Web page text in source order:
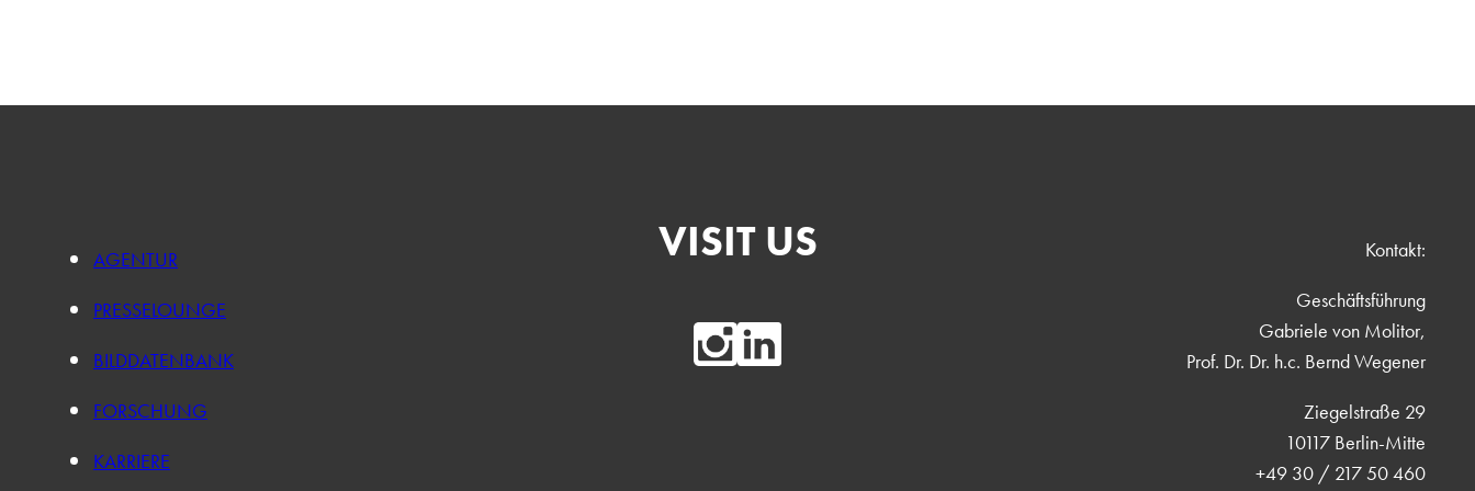
AGENTUR
PRESSELOUNGE
BILDDATENBANK
FORSCHUNG
KARRIERE
VISIT US
Kontakt:
Geschäftsführung
Gabriele von Molitor,
Prof. Dr. Dr. h.c. Bernd Wegener
Ziegelstraße 29
10117 Berlin-Mitte
+49 30 / 217 50 460